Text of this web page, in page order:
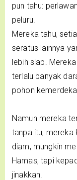
pun tahu:
peluru.
Mereka tahu,
seratus lainnya
lebih siap.
terlalu banyak
pohon
Namun mereka
tanpa itu, mereka
diam, mungkin
Hamas, tapi
jinakkan.